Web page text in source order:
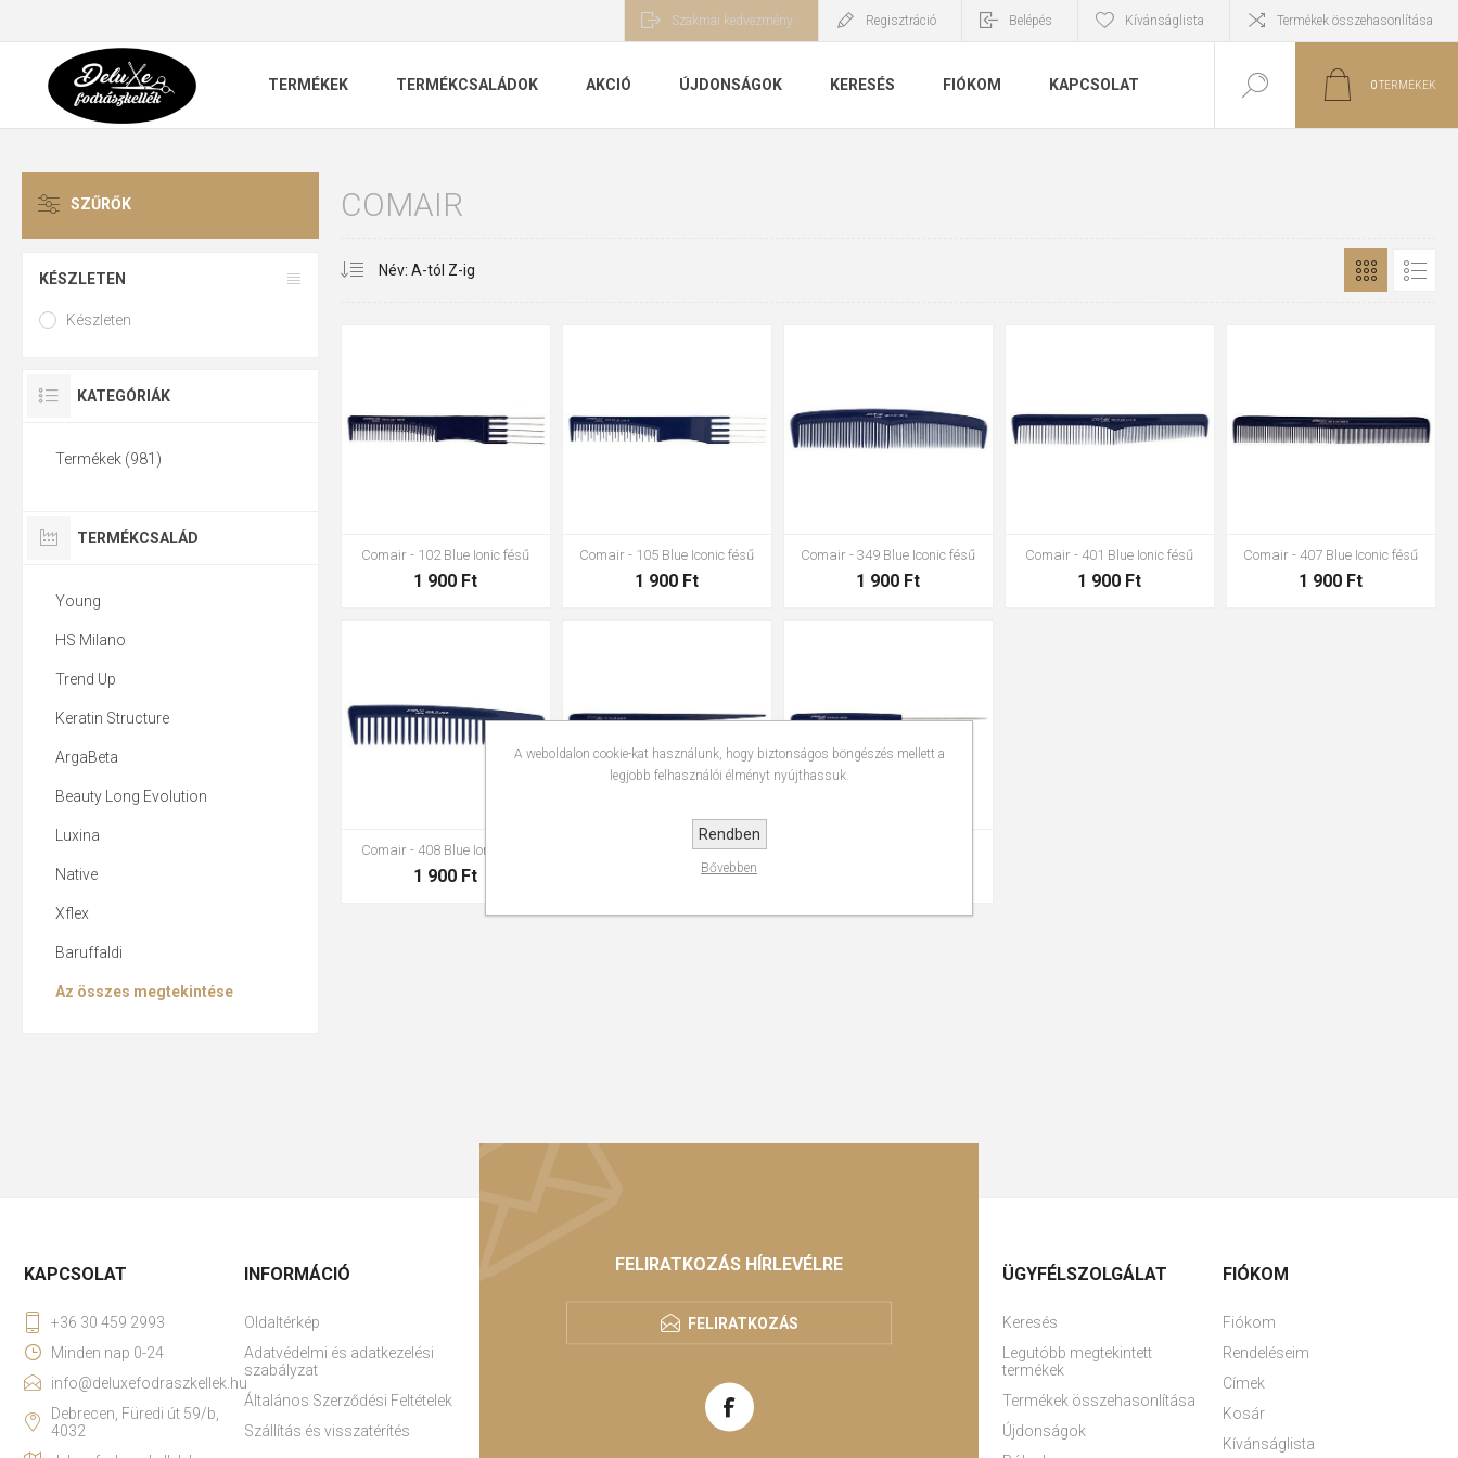
Szakmai kedvezmény Regisztráció Belépés Kívánságlista Termékek összehasonlítása
TERMÉKEK TERMÉKCSALÁDOK AKCIÓ ÚJDONSÁGOK KERESÉS FIÓKOM KAPCSOLAT 0TERMÉKEK
COMAIR
Comair - 102 Blue Ionic fésű
1 900 Ft
Comair - 105 Blue Iconic fésű
1 900 Ft
Comair - 349 Blue Iconic fésű
1 900 Ft
Comair - 401 Blue Ionic fésű
1 900 Ft
Comair - 407 Blue Iconic fésű
1 900 Ft
Comair - 408 Blue Ionic fésű
1 900 Ft
Comair - 502 Blue Iconic fésű
SZŰRŐK
KÉSZLETEN
Készleten
KATEGÓRIÁK
Termékek (981)
TERMÉKCSALÁD
Young
HS Milano
Trend Up
Keratin Structure
ArgaBeta
Beauty Long Evolution
Luxina
Native
Xflex
Baruffaldi
Az összes megtekintése
FELIRATKOZÁS HÍRLEVÉLRE
FELIRATKOZÁS
KAPCSOLAT
+36 30 459 2993
Minden nap 0-24
info@deluxefodraszkellek.hu
Debrecen, Füredi út 59/b,
4032
INFORMÁCIÓ
Oldaltérkép
Adatvédelmi és adatkezelési
szabályzat
Általános Szerződési Feltételek
Szállítás és visszatérítés
ÜGYFÉLSZOLGÁLAT
Keresés
Legutóbb megtekintett
termékek
Termékek összehasonlítása
Újdonságok
FIÓKOM
Fiókom
Rendeléseim
Címek
Kosár
Kívánságlista
A weboldalon cookie-kat használunk, hogy biztonságos böngészés mellett a
legjobb felhasználói élményt nyújthassuk.
Rendben
Bővebben